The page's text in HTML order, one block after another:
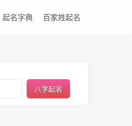
起名字典 百家姓起名
八字起名